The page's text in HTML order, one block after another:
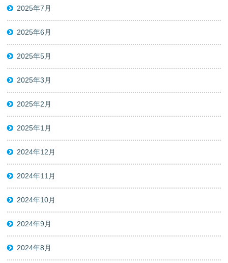
2025年7月
2025年6月
2025年5月
2025年3月
2025年2月
2025年1月
2024年12月
2024年11月
2024年10月
2024年9月
2024年8月